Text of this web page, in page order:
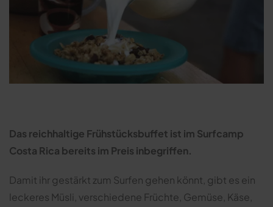
Das reichhaltige Frühstücksbuffet ist im Surfcamp
Costa Rica bereits im Preis inbegriffen.
Damit ihr gestärkt zum Surfen gehen könnt, gibt es ein
leckeres Müsli, verschiedene Früchte, Gemüse, Käse,